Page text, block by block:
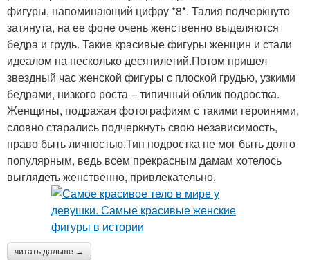
фигуры, напоминающий цифру *8*. Талия подчеркнуто
затянута, на ее фоне очень женственно выделяются
бедра и грудь. Такие красивые фигуры женщин и стали
идеалом на несколько десятилетий.Потом пришел
звездный час женской фигуры с плоской грудью, узкими
бедрами, низкого роста – типичный облик подростка.
Женщины, подражая фотографиям с такими героинями,
словно старались подчеркнуть свою независимость,
право быть личностью.Тип подростка не мог быть долго
популярным, ведь всем прекрасным дамам хотелось
выглядеть женственно, привлекательно.
читать дальше →